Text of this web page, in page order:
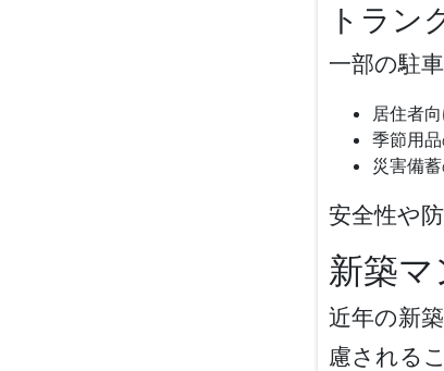
トラン
一部の駐
居住者
季節用
災害備
安全性や
新築
近年の新
慮される